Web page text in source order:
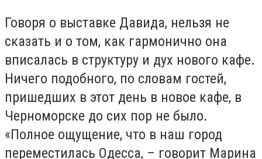
Говоря о выставке Давида, нельзя не
сказать и о том, как гармонично она
вписалась в структуру и дух нового кафе.
Ничего подобного, по словам гостей,
пришедших в этот день в новое кафе, в
Черноморске до сих пор не было.
«Полное ощущение, что в наш город
переместилась Одесса, – говорит Марина